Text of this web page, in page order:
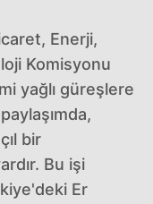
Enerji,
Komisyonu
yağlı güreşlere
bir
Bu işi
Er